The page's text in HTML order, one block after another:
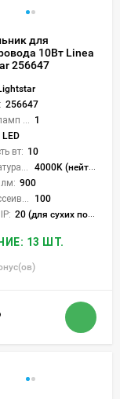
для
10Вт Linea
256647
256647
1
LED
вт: 10
4000K (нейтральный)
лм: 900
100
20 (для сухих пом.)
13 ШТ.